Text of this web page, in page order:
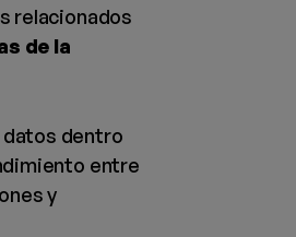
relacionados
de la
datos dentro
entre
y